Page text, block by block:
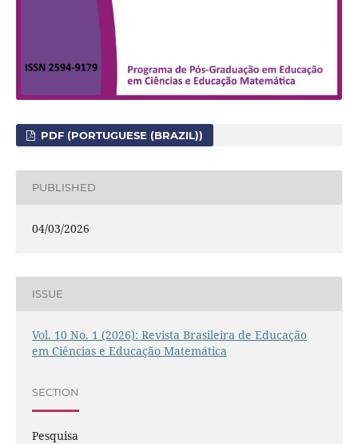
PDF (PORTUGUESE (BRAZIL))
PUBLISHED
04/03/2026
ISSUE
Vol. 10 No. 1 (2026): Revista Brasileira de Educação
em Ciências e Educação Matemática
SECTION
Pesquisa